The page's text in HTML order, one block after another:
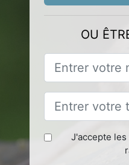
OU
J'accepte les